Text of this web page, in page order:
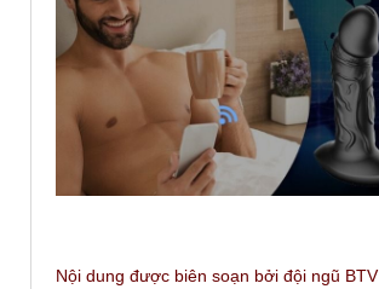
Nội dung được biên soạn bởi đội ngũ BTV